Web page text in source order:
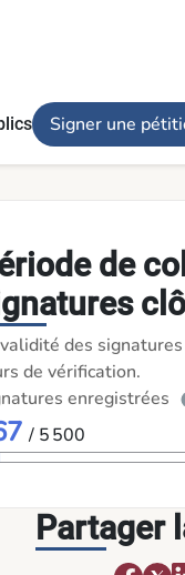
Signer une
de
des
de vérification.
enregistrées
/ 5 500
Partager